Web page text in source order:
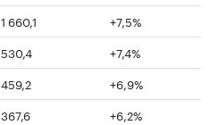
1 660,1
+7,5%
530,4
+7,4%
459,2
+6,9%
367,6 +6,2%